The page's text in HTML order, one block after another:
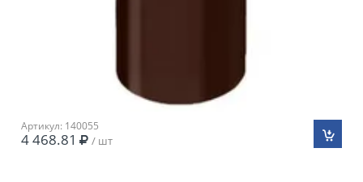
Артикул: 140055
4 468.81 / шт